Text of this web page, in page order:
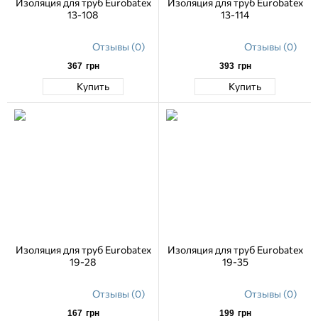
13-108
Отзывы (0)
367 грн
Купить
13-114
Отзывы (0)
393 грн
Купить
Изоляция для труб Eurobatex
19-28
Отзывы (0)
167 грн
Изоляция для труб Eurobatex
19-35
Отзывы (0)
199 грн